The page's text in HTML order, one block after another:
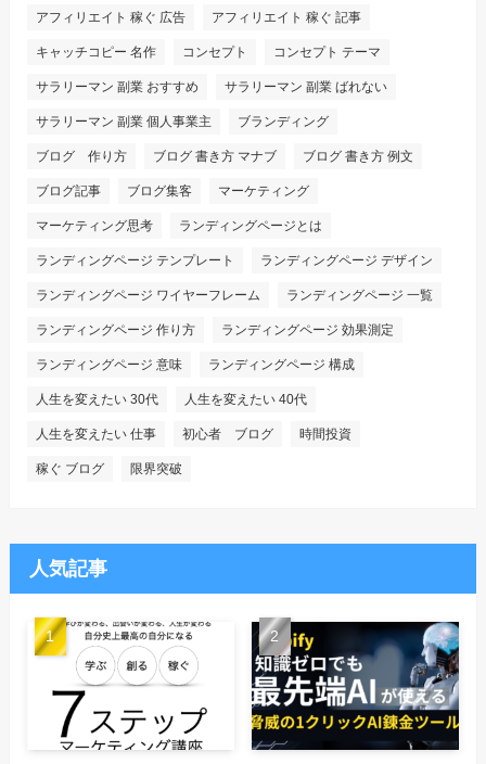
アフィリエイト 稼ぐ 広告 アフィリエイト 稼ぐ 記事
キャッチコピー 名作 コンセプト コンセプト テーマ
サラリーマン 副業 おすすめ サラリーマン 副業 ばれない
サラリーマン 副業 個人事業主 ブランディング
ブログ 作り方 ブログ 書き方 マナブ ブログ 書き方 例文
ブログ記事 ブログ集客 マーケティング
マーケティング思考 ランディングページとは
ランディングページ テンプレート ランディングページ デザイン
ランディングページ ワイヤーフレーム ランディングページ 一覧
ランディングページ 作り方 ランディングページ 効果測定
ランディングページ 意味 ランディングページ 構成
人生を変えたい 30代 人生を変えたい 40代
人生を変えたい 仕事 初心者 ブログ 時間投資
稼ぐ ブログ 限界突破
人気記事